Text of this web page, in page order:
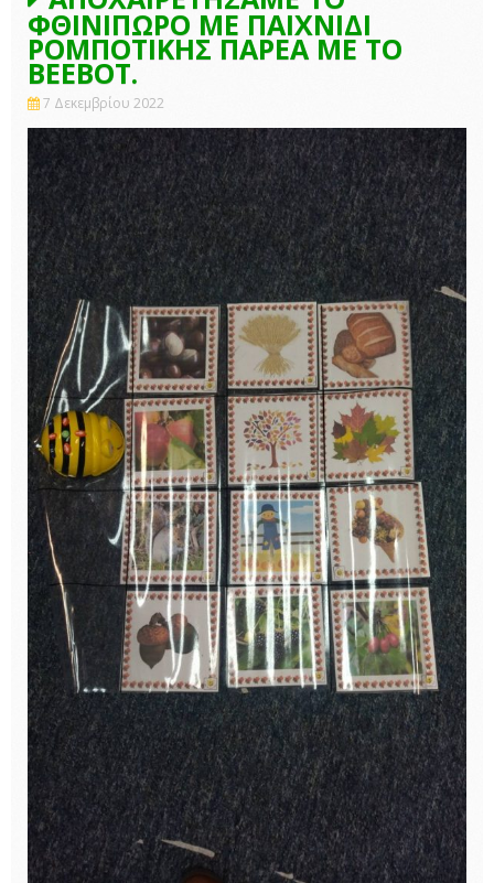
ΦΘΙΝΙΠΩΡΟ ΜΕ ΠΑΙΧΝΙΔΙ
ΡΟΜΠΟΤΙΚΗΣ ΠΑΡΕΑ ΜΕ ΤΟ
BEEBOT.
7 Δεκεμβρίου 2022